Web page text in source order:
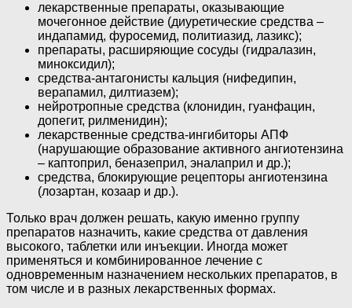
лекарственные препараты, оказывающие
мочегонное действие (диуретические средства –
индапамид, фуросемид, политиазид, лазикс);
препараты, расширяющие сосуды (гидралазин,
миноксидил);
средства-антагонисты кальция (нифедипин,
верапамил, дилтиазем);
нейротропные средства (клонидин, гуанфацин,
допегит, рилменидин);
лекарственные средства-ингибиторы АПФ
(нарушающие образование активного ангиотензина
– каптоприл, беназеприл, эналаприл и др.);
средства, блокирующие рецепторы ангиотензина
(лозартан, козаар и др.).
Только врач должен решать, какую именно группу
препаратов назначить, какие средства от давления
высокого, таблетки или инъекции. Иногда может
применяться и комбинированное лечение с
одновременным назначением нескольких препаратов, в
том числе и в разных лекарственных формах.